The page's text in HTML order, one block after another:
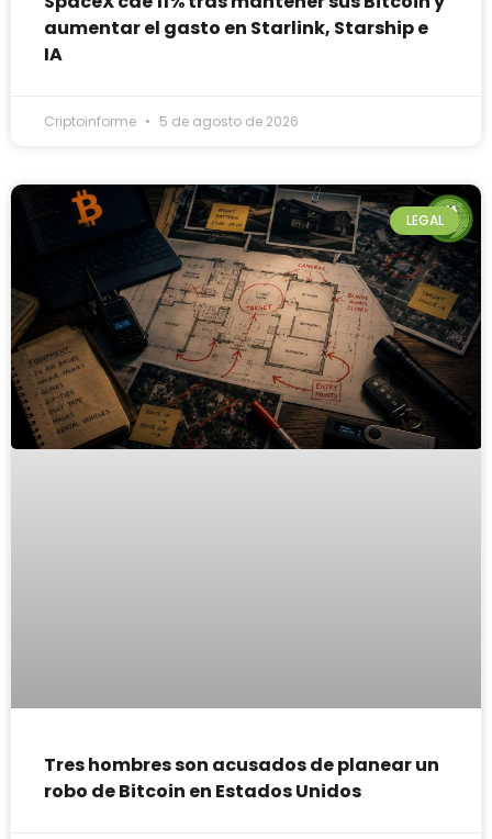
aumentar el gasto en Starlink, Starship e
IA
Criptoinforme 5 de agosto de 2026
LEGAL
Tres hombres son acusados de planear un
robo de Bitcoin en Estados Unidos